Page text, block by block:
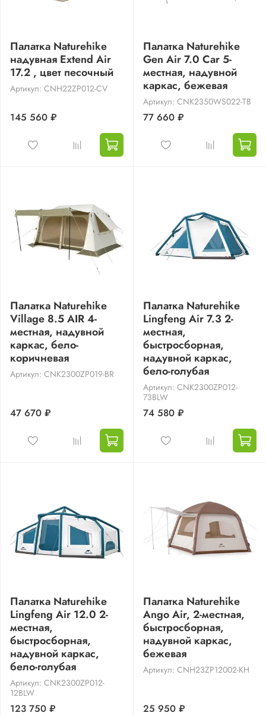
Палатка Naturehike
надувная Extend Air
17.2 , цвет песочный
Артикул: CNH22ZP012-CV
145 560 ₽
Палатка Naturehike
Gen Air 7.0 Car 5-
местная, надувной
каркас, бежевая
Артикул: CNK2350WS022-TB
77 660 ₽
Палатка Naturehike
Village 8.5 AIR 4-
местная, надувной
каркас, бело-
коричневая
Артикул: CNK2300ZP019-BR
47 670 ₽
Палатка Naturehike
Lingfeng Air 7.3 2-
местная,
быстросборная,
надувной каркас,
бело-голубая
Артикул: CNK2300ZP012-
73BLW
74 580 ₽
Палатка Naturehike
Lingfeng Air 12.0 2-
местная,
быстросборная,
надувной каркас,
бело-голубая
Артикул: CNK2300ZP012-
12BLW
123 750 ₽
Палатка Naturehike
Ango Air, 2-местная,
быстросборная,
надувной каркас,
бежевая
Артикул: CNH23ZP12002-KH
25 950 ₽